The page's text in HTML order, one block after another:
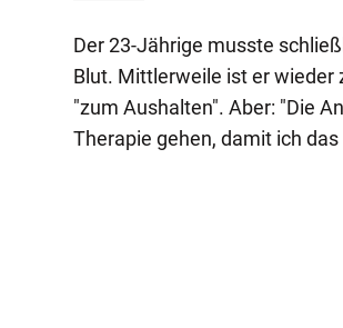
Der 23-Jährige musste
Blut. Mittlerweile ist er wieder
"zum Aushalten". Aber: "Die
Therapie gehen, damit ich